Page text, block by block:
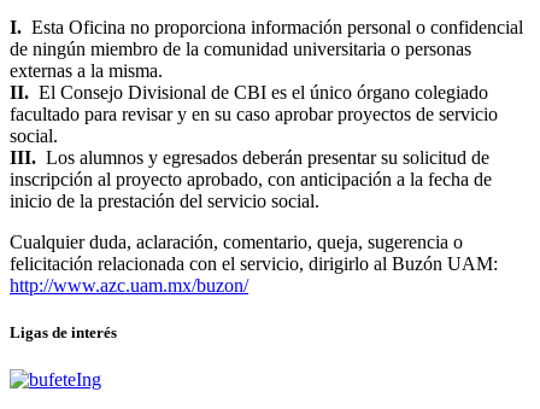
I. Esta Oficina no proporciona información personal o confidencial
de ningún miembro de la comunidad universitaria o personas
externas a la misma.
II. El Consejo Divisional de CBI es el único órgano colegiado
facultado para revisar y en su caso aprobar proyectos de servicio
social.
III. Los alumnos y egresados deberán presentar su solicitud de
inscripción al proyecto aprobado, con anticipación a la fecha de
inicio de la prestación del servicio social.
Cualquier duda, aclaración, comentario, queja, sugerencia o
felicitación relacionada con el servicio, dirigirlo al Buzón UAM:
http://www.azc.uam.mx/buzon/
Ligas de interés